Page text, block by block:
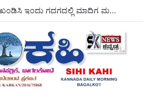
ದಲಿತರ ಮೇಲಿನ ಸರಣಿ ದೌರ್ಜನ್ಯ ಖಂಡಿಸಿ ಇಂದು ಗದಗದಲ್ಲಿ ಮಾದಿಗ ಮಹಾ ಸಭಾದ ವತಿಯಿಂದ – ಬೃಹತ್ ಪ್ರತಿಭಟನೆ.